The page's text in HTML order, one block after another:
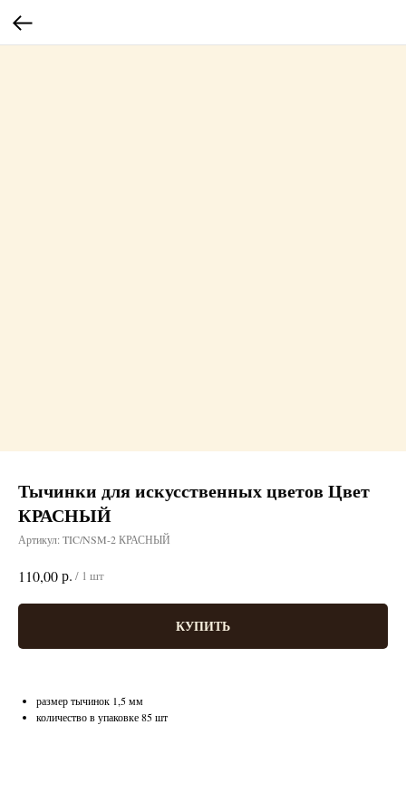
Тычинки для искусственных цветов Цвет
КРАСНЫЙ
Артикул: TIC/NSM-2 КРАСНЫЙ
110,00р. / 1 шт
КУПИТЬ
размер тычинок 1,5 мм
количество в упаковке 85 шт